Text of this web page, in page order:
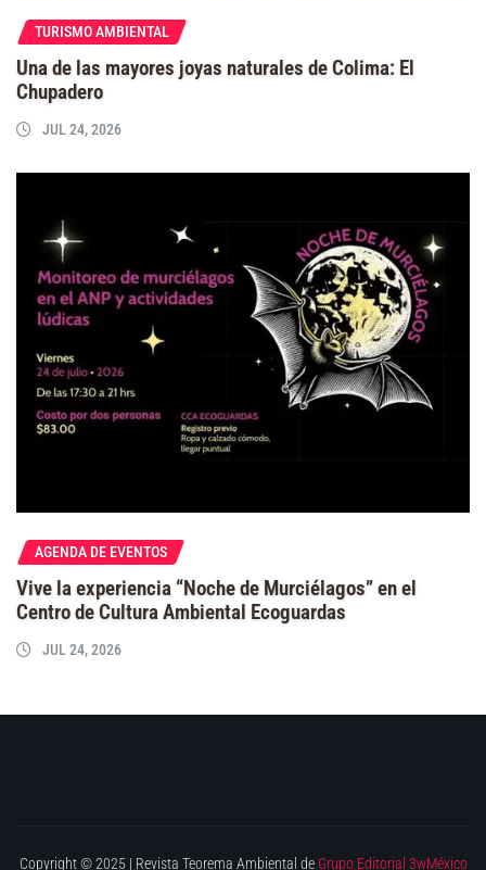
TURISMO AMBIENTAL
Una de las mayores joyas naturales de Colima: El
Chupadero
JUL 24, 2026
AGENDA DE EVENTOS
Vive la experiencia “Noche de Murciélagos” en el
Centro de Cultura Ambiental Ecoguardas
JUL 24, 2026
Copyright © 2025 | Revista Teorema Ambiental de Grupo Editorial 3wMéxico